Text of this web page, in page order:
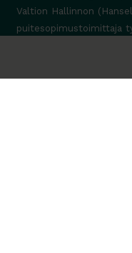
Valtion Hallinnon
puitesopimustoimittaja